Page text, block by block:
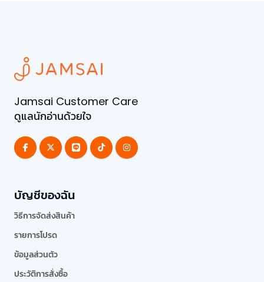
Jamsai Customer Care
ดูแลนักอ่านด้วยใจ
บัญชีของฉัน
วิธีการจัดส่งสินค้า
รายการโปรด
ข้อมูลส่วนตัว
ประวัติการสั่งซื้อ